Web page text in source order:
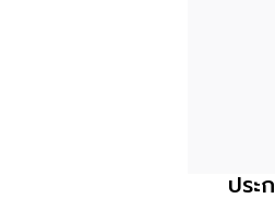
ประ